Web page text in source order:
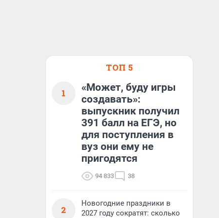
ТОП 5
1
«Может, буду игры
создавать»:
выпускник получил
391 балл на ЕГЭ, но
для поступления в
вуз они ему не
пригодятся
94 833 38
2
Новогодние праздники в
2027 году сократят: сколько